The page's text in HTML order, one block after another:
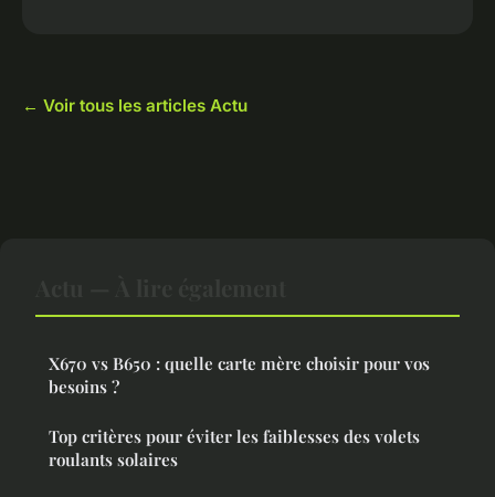
← Voir tous les articles Actu
X670 vs B650 : quelle carte mère choisir pour vos
besoins ?
Top critères pour éviter les faiblesses des volets
roulants solaires